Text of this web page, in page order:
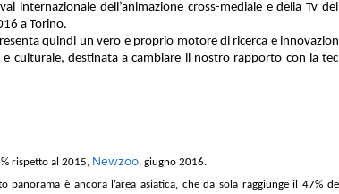
internazionale dell’animazione cross-mediale e della Tv
a Torino.
quindi un vero e proprio motore di ricerca e
e culturale, destinata a cambiare il nostro rapporto con la
rispetto al 2015, Newzoo, giugno 2016.
panorama è ancora l’area asiatica, che da sola raggiunge il 47%